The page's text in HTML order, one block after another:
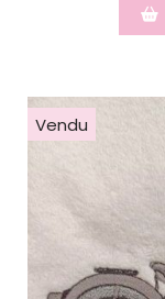
Vendu